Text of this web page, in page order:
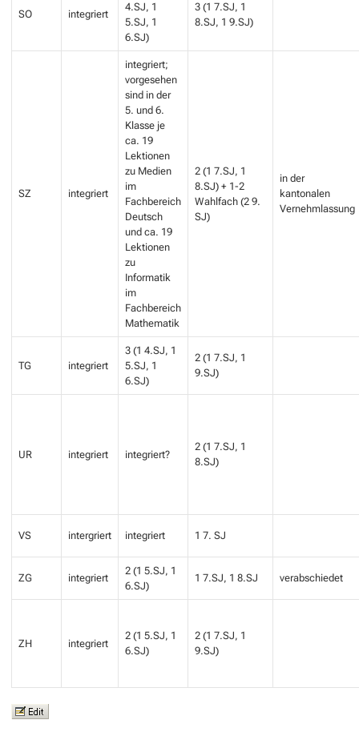
SO integriert
4.SJ, 1
5.SJ, 1
6.SJ)
3 (1 7.SJ, 1
8.SJ, 1 9.SJ)
SZ integriert
integriert;
vorgesehen
sind in der
5. und 6.
Klasse je
ca. 19
Lektionen
zu Medien
im
Fachbereich
Deutsch
und ca. 19
Lektionen
zu
Informatik
im
Fachbereich
Mathematik
2 (1 7.SJ, 1
8.SJ) + 1-2
Wahlfach (2 9.
SJ)
in der
kantonalen
Vernehmlassung
TG integriert
3 (1 4.SJ, 1
5.SJ, 1
6.SJ)
2 (1 7.SJ, 1
9.SJ)
UR integriert integriert?
2 (1 7.SJ, 1
8.SJ)
VS intergriert integriert 1 7. SJ
ZG integriert
2 (1 5.SJ, 1
6.SJ)
1 7.SJ, 1 8.SJ verabschiedet
ZH integriert
2 (1 5.SJ, 1
6.SJ)
2 (1 7.SJ, 1
9.SJ)